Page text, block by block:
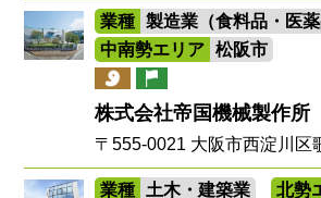
業種
製造業（食料品・医薬
中南勢エリア
松阪市
株式会社帝国機械製作所
〒555-0021 大阪市西淀川区
業種 土木・建築業 北勢